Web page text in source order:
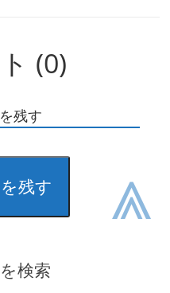
(0)
残す
残す
検索
⩓